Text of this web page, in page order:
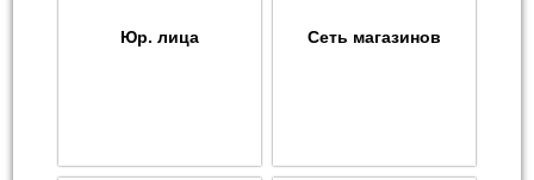
Юр. лица Сеть магазинов